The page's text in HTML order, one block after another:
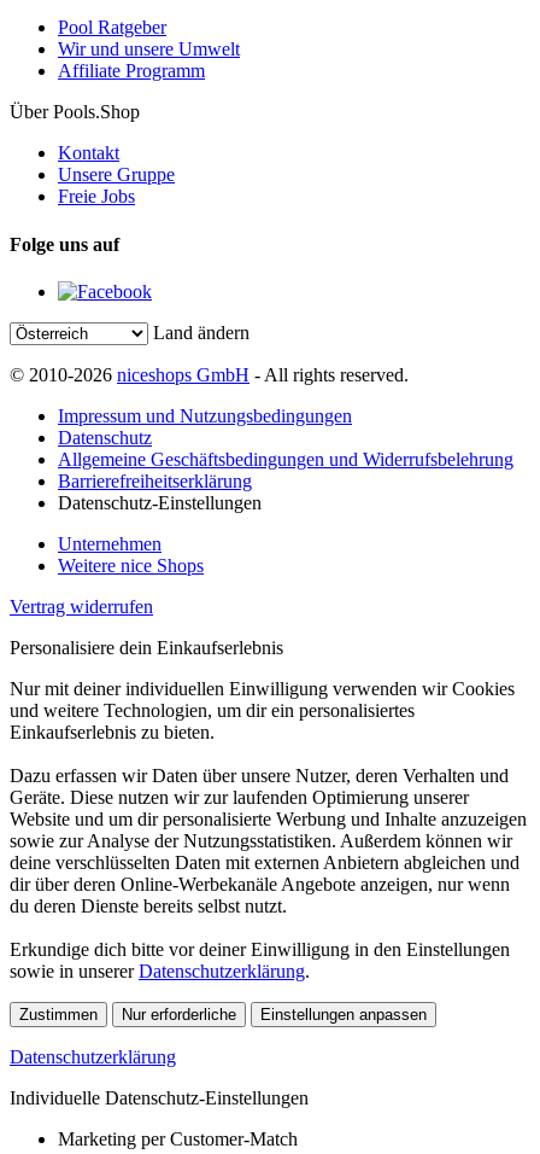
Pool Ratgeber
Wir und unsere Umwelt
Affiliate Programm
Über Pools.Shop
Kontakt
Unsere Gruppe
Freie Jobs
Folge uns auf
Land ändern
© 2010-2026 niceshops GmbH - All rights reserved.
Impressum und Nutzungsbedingungen
Datenschutz
Allgemeine Geschäftsbedingungen und Widerrufsbelehrung
Barrierefreiheitserklärung
Datenschutz-Einstellungen
Unternehmen
Weitere nice Shops
Vertrag widerrufen
Personalisiere dein Einkaufserlebnis
Nur mit deiner individuellen Einwilligung verwenden wir Cookies
und weitere Technologien, um dir ein personalisiertes
Einkaufserlebnis zu bieten.
Dazu erfassen wir Daten über unsere Nutzer, deren Verhalten und
Geräte. Diese nutzen wir zur laufenden Optimierung unserer
Website und um dir personalisierte Werbung und Inhalte anzuzeigen
sowie zur Analyse der Nutzungsstatistiken. Außerdem können wir
deine verschlüsselten Daten mit externen Anbietern abgleichen und
dir über deren Online-Werbekanäle Angebote anzeigen, nur wenn
du deren Dienste bereits selbst nutzt.
Erkundige dich bitte vor deiner Einwilligung in den Einstellungen
sowie in unsererDatenschutzerklärung.
Zustimmen Nur erforderliche Einstellungen anpassen
Datenschutzerklärung
Individuelle Datenschutz-Einstellungen
Marketing per Customer-Match